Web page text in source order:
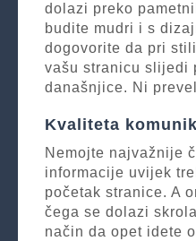
dolazi preko
budite mudri i s
dogovorite da pri
vašu stranicu slijedi
današnjice. Ni
Kvaliteta
Nemojte najvažnije
informacije uvijek
početak stranice. A
čega se dolazi
način da opet idete